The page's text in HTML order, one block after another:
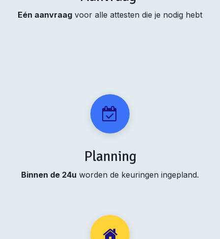
Eén aanvraag voor alle attesten die je nodig hebt
Planning
Binnen de 24u worden de keuringen ingepland.